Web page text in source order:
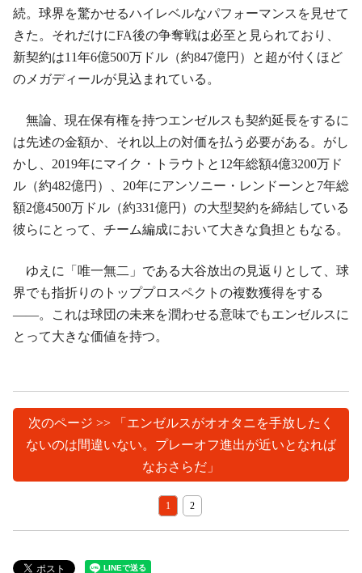
続。球界を驚かせるハイレベルなパフォーマンスを見せて
きた。それだけにFA後の争奪戦は必至と見られており、
新契約は11年6億500万ドル（約847億円）と超が付くほど
のメガディールが見込まれている。
無論、現在保有権を持つエンゼルスも契約延長をするに
は先述の金額か、それ以上の対価を払う必要がある。がし
かし、2019年にマイク・トラウトと12年総額4億3200万ド
ル（約482億円）、20年にアンソニー・レンドーンと7年総
額2億4500万ドル（約331億円）の大型契約を締結している
彼らにとって、チーム編成において大きな負担ともなる。
ゆえに「唯一無二」である大谷放出の見返りとして、球
界でも指折りのトッププロスペクトの複数獲得をする
――。これは球団の未来を潤わせる意味でもエンゼルスに
とって大きな価値を持つ。
次のページ >> 「エンゼルスがオオタニを手放したく
ないのは間違いない。プレーオフ進出が近いとなれば
なおさらだ」
1 2